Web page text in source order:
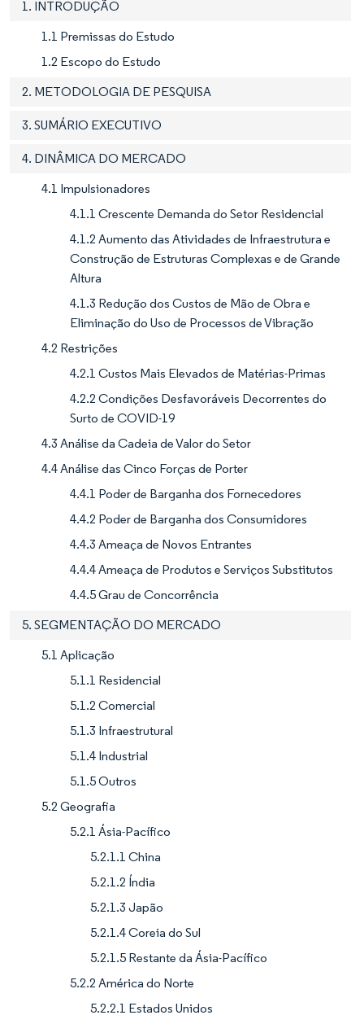
1. INTRODUÇÃO
1.1 Premissas do Estudo
1.2 Escopo do Estudo
2. METODOLOGIA DE PESQUISA
3. SUMÁRIO EXECUTIVO
4. DINÂMICA DO MERCADO
4.1 Impulsionadores
4.1.1 Crescente Demanda do Setor Residencial
4.1.2 Aumento das Atividades de Infraestrutura e
Construção de Estruturas Complexas e de Grande
Altura
4.1.3 Redução dos Custos de Mão de Obra e
Eliminação do Uso de Processos de Vibração
4.2 Restrições
4.2.1 Custos Mais Elevados de Matérias-Primas
4.2.2 Condições Desfavoráveis Decorrentes do
Surto de COVID-19
4.3 Análise da Cadeia de Valor do Setor
4.4 Análise das Cinco Forças de Porter
4.4.1 Poder de Barganha dos Fornecedores
4.4.2 Poder de Barganha dos Consumidores
4.4.3 Ameaça de Novos Entrantes
4.4.4 Ameaça de Produtos e Serviços Substitutos
4.4.5 Grau de Concorrência
5. SEGMENTAÇÃO DO MERCADO
5.1 Aplicação
5.1.1 Residencial
5.1.2 Comercial
5.1.3 Infraestrutural
5.1.4 Industrial
5.1.5 Outros
5.2 Geografia
5.2.1 Ásia-Pacífico
5.2.1.1 China
5.2.1.2 Índia
5.2.1.3 Japão
5.2.1.4 Coreia do Sul
5.2.1.5 Restante da Ásia-Pacífico
5.2.2 América do Norte
5.2.2.1 Estados Unidos